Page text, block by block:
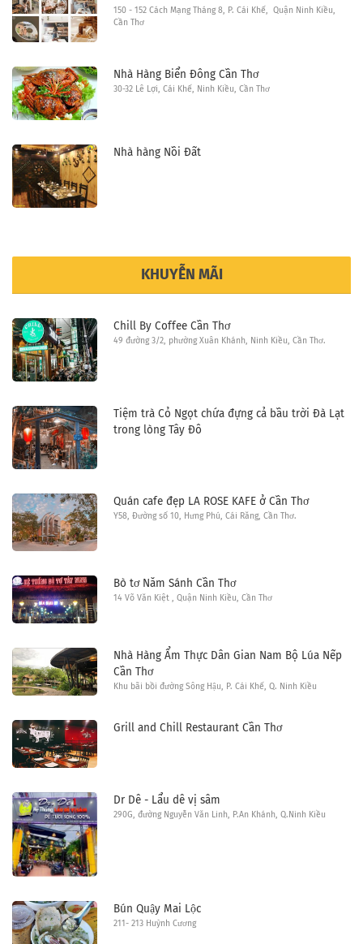
150 - 152 Cách Mạng Tháng 8, P. Cái Khế, Quận Ninh Kiều,
Cần Thơ
Nhà Hàng Biển Đông Cần Thơ
30-32 Lê Lợi, Cái Khế, Ninh Kiều, Cần Thơ
Nhà hàng Nồi Đất
KHUYỄN MÃI
Chill By Coffee Cần Thơ
49 đường 3/2, phường Xuân Khánh, Ninh Kiều, Cần Thơ.
Tiệm trà Cỏ Ngọt chứa đựng cả bầu trời Đà Lạt
trong lòng Tây Đô
Quán cafe đẹp LA ROSE KAFE ở Cần Thơ
Y58, Đường số 10, Hưng Phú, Cái Răng, Cần Thơ.
Bò tơ Năm Sánh Cần Thơ
14 Võ Văn Kiệt , Quận Ninh Kiều, Cần Thơ
Nhà Hàng Ẩm Thực Dân Gian Nam Bộ Lúa Nếp
Cần Thơ
Khu bãi bồi đường Sông Hậu, P. Cái Khế, Q. Ninh Kiều
Grill and Chill Restaurant Cần Thơ
Dr Dê - Lẩu dê vị sâm
290G, đường Nguyễn Văn Linh, P.An Khánh, Q.Ninh Kiều
Bún Quậy Mai Lộc
211- 213 Huỳnh Cương